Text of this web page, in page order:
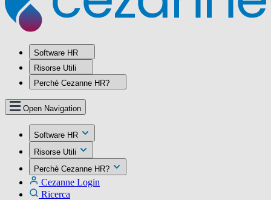
Software HR
Risorse Utili
Perchè Cezanne HR?
Open Navigation
Software HR
Risorse Utili
Perchè Cezanne HR?
Cezanne Login
Ricerca